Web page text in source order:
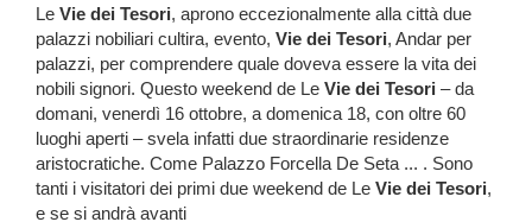
Le Vie dei Tesori, aprono eccezionalmente alla città due
palazzi nobiliari cultira, evento, Vie dei Tesori, Andar per
palazzi, per comprendere quale doveva essere la vita dei
nobili signori. Questo weekend de Le Vie dei Tesori – da
domani, venerdì 16 ottobre, a domenica 18, con oltre 60
luoghi aperti – svela infatti due straordinarie residenze
aristocratiche. Come Palazzo Forcella De Seta ... . Sono
tanti i visitatori dei primi due weekend de Le Vie dei Tesori,
e se si andrà avanti